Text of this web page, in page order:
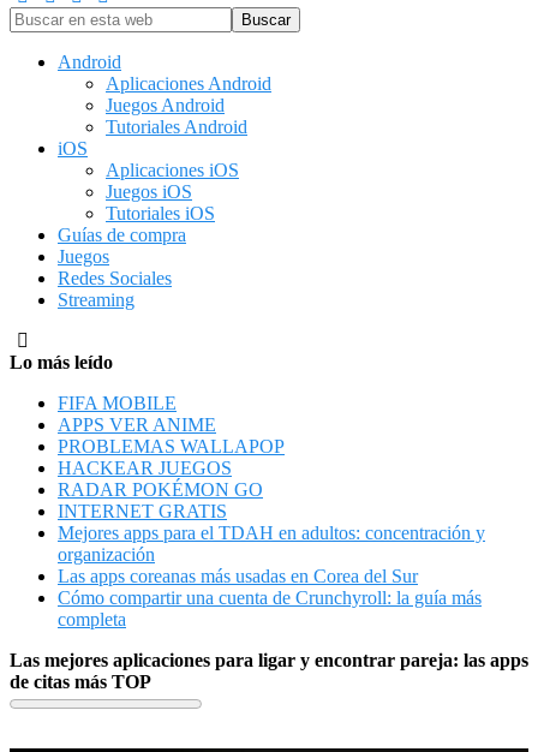
Buscar
en
Android
Aplicaciones Android
Juegos Android
Tutoriales Android
iOS
Aplicaciones iOS
Juegos iOS
Tutoriales iOS
Guías de compra
Juegos
Redes Sociales
Streaming
Lo más leído
FIFA MOBILE
APPS VER ANIME
PROBLEMAS WALLAPOP
HACKEAR JUEGOS
RADAR POKÉMON GO
INTERNET GRATIS
Mejores apps para el TDAH en adultos: concentración y
organización
Las apps coreanas más usadas en Corea del Sur
Cómo compartir una cuenta de Crunchyroll: la guía más
completa
Las mejores aplicaciones para ligar y encontrar pareja: las apps
de citas más TOP